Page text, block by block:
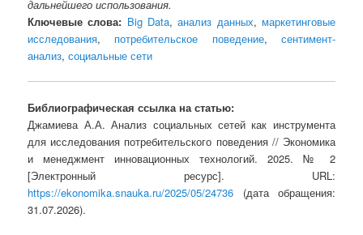
дальнейшего использования.
Ключевые слова: Big Data,анализ данных, маркетинговые
исследования, потребительское поведение, сентимент-
анализ,социальные сети
Библиографическая ссылка на статью:
Джамиева А.А. Анализ социальных сетей как инструмента
для исследования потребительского поведения // Экономика
и менеджмент инновационных технологий. 2025. № 2
[Электронный ресурс]. URL:
https://ekonomika.snauka.ru/2025/05/24736 (дата обращения:
31.07.2026).